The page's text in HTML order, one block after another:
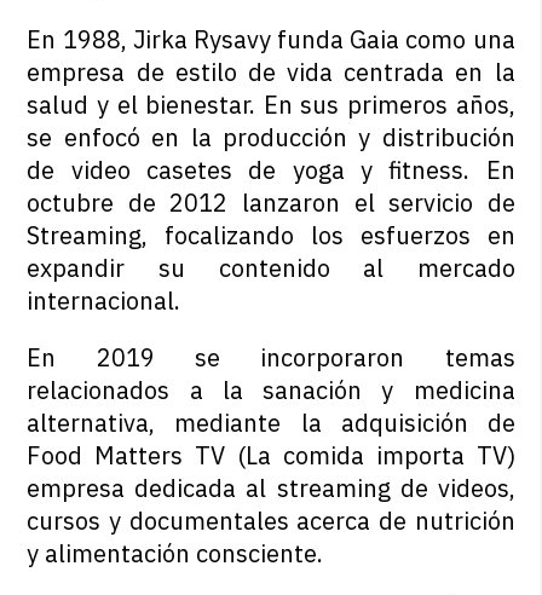
En 1988, Jirka Rysavy funda Gaia como una
empresa de estilo de vida centrada en la
salud y el bienestar. En sus primeros años,
se enfocó en la producción y distribución
de video casetes de yoga y fitness. En
octubre de 2012 lanzaron el servicio de
Streaming, focalizando los esfuerzos en
expandir su contenido al mercado
internacional.
En 2019 se incorporaron temas
relacionados a la sanación y medicina
alternativa, mediante la adquisición de
Food Matters TV (La comida importa TV)
empresa dedicada al streaming de videos,
cursos y documentales acerca de nutrición
y alimentación consciente.